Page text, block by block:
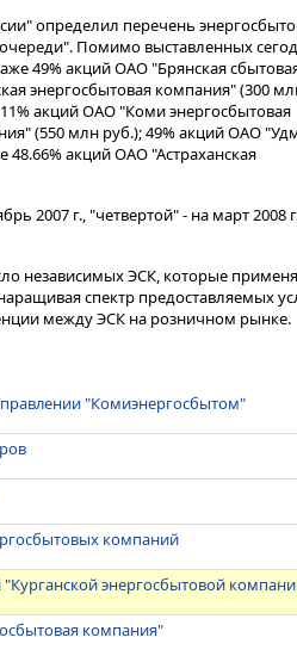
определил перечень
Помимо выставленных
49% акций ОАО "Брянская
энергосбытовая компания" (300
акций ОАО "Коми энергосбытовая
(550 млн руб.); 49% акций ОАО
акций ОАО "Астраханская
2007 г., "четвертой" - на март 2008
независимых ЭСК, которые
спектр предоставляемых
между ЭСК на розничном рынке.
"Комиэнергосбытом"
компаний
энергосбытовой
компания"